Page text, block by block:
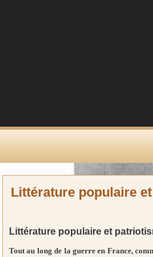
Littérature populaire
Littérature populaire et
Tout au long de la guerre en France,